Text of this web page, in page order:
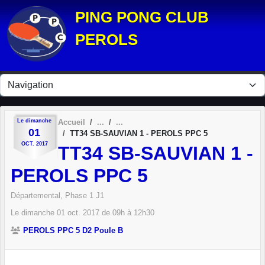
PING PONG CLUB
PEROLS
Le dimanche
01
OCT. 2017
Accueil
TT34 SB-SAUVIAN 1 - PEROLS PPC 5
TT34 SB-SAUVIAN 1 -
PEROLS PPC 5
Départemental, Phase 1 J1
Le dimanche 01 oct. 2017 de 09h à 12h30
PEROLS PPC 5 D2 Poule B
Panneau de gestion des cookies